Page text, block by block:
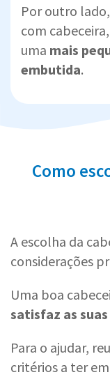
Por outro
com
uma mais
embutida.
Como
A escolha da
considerações
Uma boa
satisfaz as
Para o ajudar,
critérios a ter